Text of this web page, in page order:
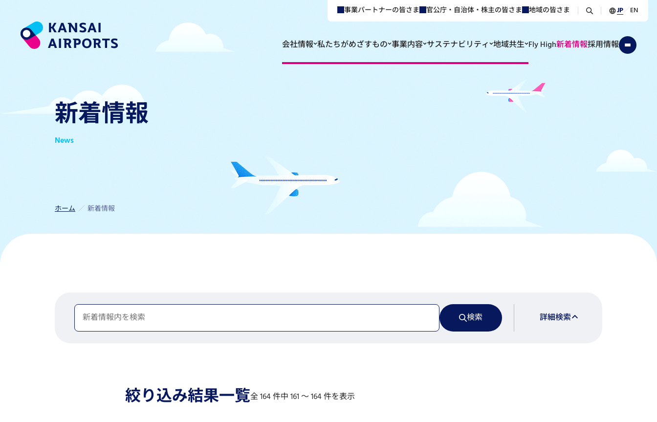
事業パートナーの皆さま 官公庁・自治体・株主の皆さま 地域の皆さま JP EN
会社情報 私たちがめざすもの 事業内容 サステナビリティ 地域共生 Fly High新着情報採用情報
新着情報
News
ホーム 新着情報
検索 詳細検索
絞り込み結果一覧全 164 件中 161 〜 164 件を表示